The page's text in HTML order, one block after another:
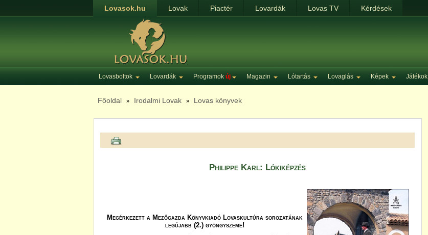
Lovasok.hu Lovak Piactér Lovardák Lovas TV Kérdések
Lovasboltok Lovardák Programok új Magazin Lótartás Lovaglás Képek Játékok
Főoldal » Irodalmi Lovak » Lovas könyvek
Philippe Karl: Lókiképzés
Megérkezett a Mezőgazda Könyvkiadó Lovaskultúra sorozatának
legújabb (2.) gyöngyszeme!